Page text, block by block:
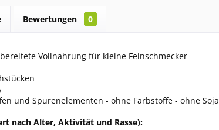
Bewertungen 0
Vollnahrung für kleine Feinschmecker
und Spurenelementen - ohne Farbstoffe - ohne Soja
nach Alter, Aktivität und Rasse):